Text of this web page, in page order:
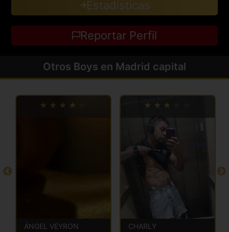
Estadisticas
Reportar Perfil
Otros Boys en Madrid capital
ÁNGEL VEYRON CHARLY